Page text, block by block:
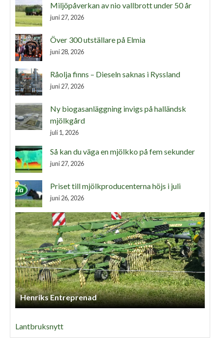
Miljöpåverkan av nio vallbrott under 50 år
juni 27, 2026
Över 300 utställare på Elmia
juni 28, 2026
Råolja finns – Dieseln saknas i Ryssland
juni 27, 2026
Ny biogasanläggning invigs på halländsk
mjölkgård
juli 1, 2026
Så kan du väga en mjölkko på fem sekunder
juni 27, 2026
Priset till mjölkproducenterna höjs i juli
juni 26, 2026
Henriks Entreprenad
Lantbruksnytt